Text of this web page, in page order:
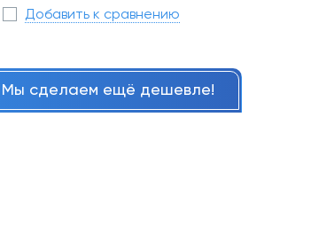
Добавить к сравнению
сделаем ещё дешевле!